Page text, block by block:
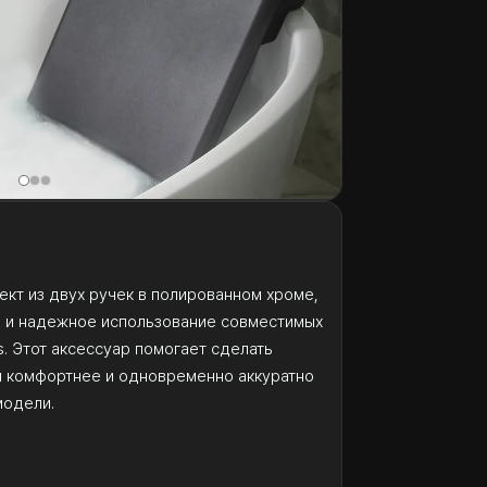
из двух ручек в полированном хроме,
и надежное использование совместимых
Этот аксессуар помогает сделать
комфортнее и одновременно аккуратно